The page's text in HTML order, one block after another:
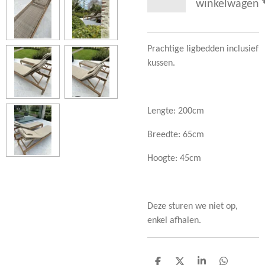
winkelwagen
Prachtige ligbedden inclusief
kussen.
Lengte: 200cm
Breedte: 65cm
Hoogte: 45cm
Deze sturen we niet op,
enkel afhalen.